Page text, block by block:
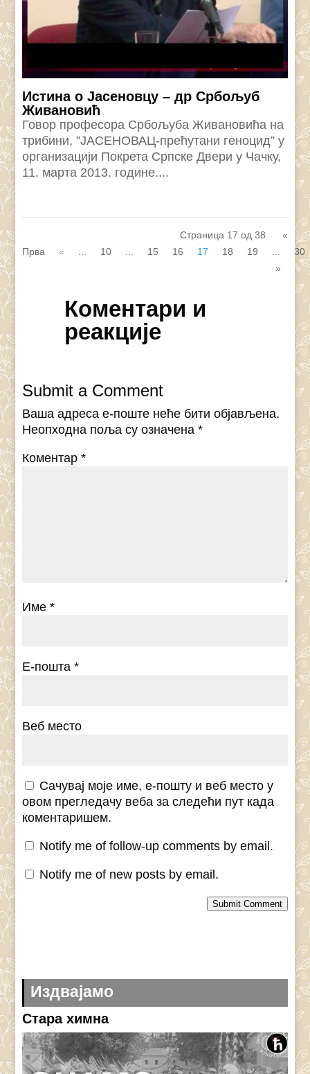
Истина о Јасеновцу – др Србољуб
Живановић
Говор професора Србољуба Живановића на
трибини, ”ЈАСЕНОВАЦ-прећутани геноцид” у
организацији Покрета Српске Двери у Чачку,
11. марта 2013. године....
Страница 17 од 38
«
Прва
« ... 10 ... 15 16 17 18 19 ...
30
»
Коментари и
реакције
Submit a Comment
Ваша адреса е-поште неће бити објављена.
Неопходна поља су означена*
Коментар*
Име*
Е-пошта*
Веб место
Сачувај моје име, е-пошту и веб место у
овом прегледачу веба за следећи пут када
коментаришем.
Notify me of follow-up comments by email.
Notify me of new posts by email.
Submit Comment
Издвајамо
Стара химна